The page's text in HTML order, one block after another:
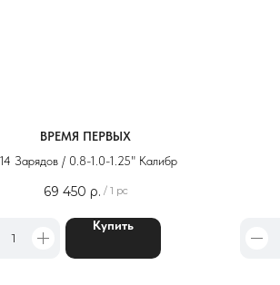
ВРЕМЯ ПЕРВЫХ
Зарядов / 0.8-1.0-1.25" Калибр
69 450 р. / 1 pc
Купить